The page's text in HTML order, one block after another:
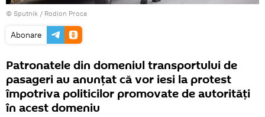
© Sputnik / Rodion Proca
Abonare
Patronatele din domeniul transportului de
pasageri au anunțat că vor iesi la protest
împotriva politicilor promovate de autorități
în acest domeniu